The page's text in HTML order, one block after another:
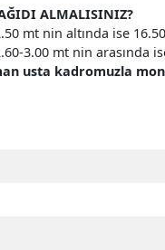
ALMALISINIZ?
mt nin altında ise
3.00 mt nin arasında
usta kadromuzla